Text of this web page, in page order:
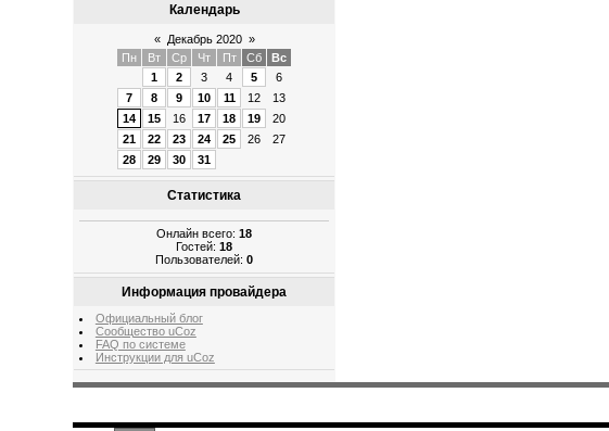
Календарь
« Декабрь 2020 »
Пн
Вт Ср Чт Пт Сб
Вс
1
2 3 4 5
6
7
8 9 10 11 12
13
14
15 16 17 18 19
20
21
22 23 24 25 26
27
28
29 30 31
Статистика
Онлайн всего:18
Гостей:18
Пользователей:0
Информация провайдера
Официальный блог
Сообщество uCoz
FAQ по системе
Инструкции для uCoz